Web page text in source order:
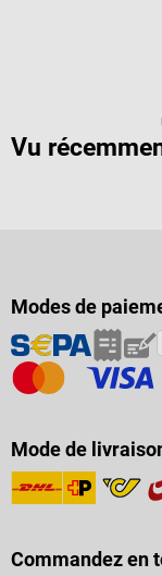
Vu
Modes de
Mode de
Commandez en